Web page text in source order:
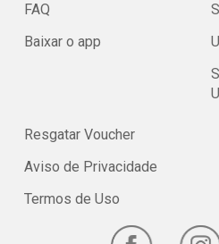
FAQ
Baixar o app
Resgatar Voucher
Aviso de Privacidade
Termos de Uso